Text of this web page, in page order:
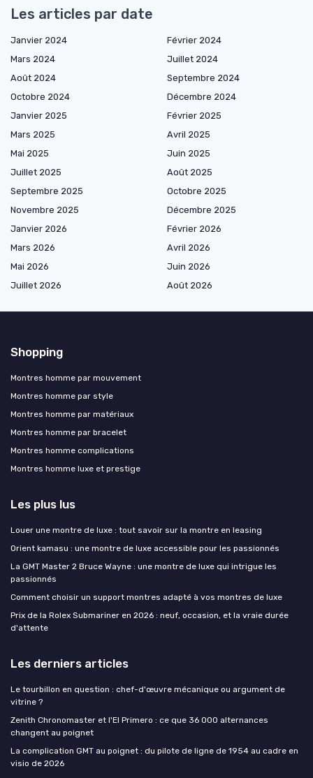
Les articles par date
Janvier 2024
Février 2024
Mars 2024
Juillet 2024
Août 2024
Septembre 2024
Octobre 2024
Décembre 2024
Janvier 2025
Février 2025
Mars 2025
Avril 2025
Mai 2025
Juin 2025
Juillet 2025
Août 2025
Septembre 2025
Octobre 2025
Novembre 2025
Décembre 2025
Janvier 2026
Février 2026
Mars 2026
Avril 2026
Mai 2026
Juin 2026
Juillet 2026
Août 2026
Shopping
Montres homme par mouvement
Montres homme par style
Montres homme par matériaux
Montres homme par bracelet
Montres homme complications
Montres homme luxe et prestige
Les plus lus
Louer une montre de luxe : tout savoir sur la montre en leasing
Orient kamasu : une montre de luxe accessible pour les passionnés
La GMT Master 2 Bruce Wayne : une montre de luxe qui intrigue les
passionnés
Comment choisir un support montres adapté à vos montres de luxe
Prix de la Rolex Submariner en 2026 : neuf, occasion, et la vraie durée
d'attente
Les derniers articles
Le tourbillon en question : chef-d'œuvre mécanique ou argument de
vitrine ?
Zenith Chronomaster et l'El Primero : ce que 36 000 alternances
changent au poignet
La complication GMT au poignet : du pilote de ligne de 1954 au cadre en
visio de 2026